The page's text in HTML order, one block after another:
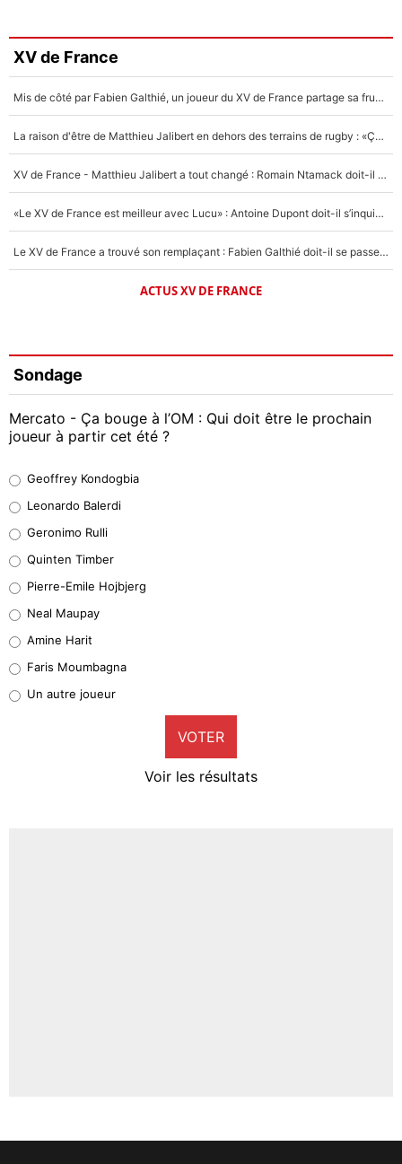
XV de France
Mis de côté par Fabien Galthié, un joueur du XV de France partage sa frustration : «ils ne me l’ont pas dit tout de suite»
La raison d'être de Matthieu Jalibert en dehors des terrains de rugby : «Ça m'atteint autant que si tu touches à un membre de ma famille»
XV de France - Matthieu Jalibert a tout changé : Romain Ntamack doit-il s’inquiéter pour sa place à un an de la Coupe du monde ?
«Le XV de France est meilleur avec Lucu» : Antoine Dupont doit-il s’inquiéter pour sa place ?
Le XV de France a trouvé son remplaçant : Fabien Galthié doit-il se passer d'Antoine Dupont ?
ACTUS XV DE FRANCE
Sondage
Mercato - Ça bouge à l’OM : Qui doit être le prochain
joueur à partir cet été ?
38%
32%
4%
1%
9%
Geoffrey Kondogbia
Leonardo Balerdi
Geronimo Rulli
Quinten Timber
Pierre-Emile Hojbjerg
Neal Maupay
Amine Harit
Faris Moumbagna
Un autre joueur
VOTER
Voir les résultats